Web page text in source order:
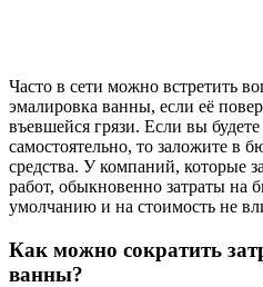
Часто в сети можно встретить
эмалировка ванны, если её
въевшейся грязи. Если вы
самостоятельно, то заложите в
средства. У компаний, которые
работ, обыкновенно затраты
умолчанию и на стоимость не
Как можно сократить
ванны?